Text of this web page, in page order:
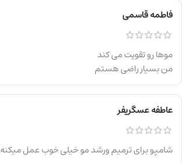
فاطمه قاسمی
موها رو تقویت می کند
من بسیار راضی هستم
عاطفه عسگریفر
شامپو برای ترمیم ورشد مو خیلی خوب عمل میکنه